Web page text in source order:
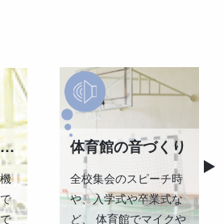
体育館の音づくり
全校集会のスピーチ時
や、入学式や卒業式な
ど、 体育館でマイクや